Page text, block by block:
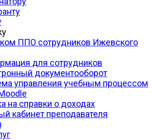
ППО сотрудников Ижевского
для сотрудников
документооборот
управления учебным процессом
на справки о доходах
кабинет преподавателя